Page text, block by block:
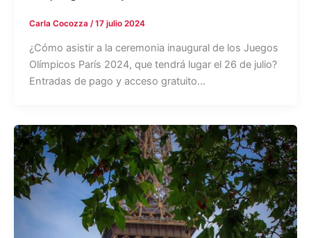
Carla Cocozza /17 julio 2024
¿Cómo asistir a la ceremonia inaugural de los Juegos
Olímpicos París 2024, que tendrá lugar el 26 de julio?
Entradas de pago y acceso gratuito…